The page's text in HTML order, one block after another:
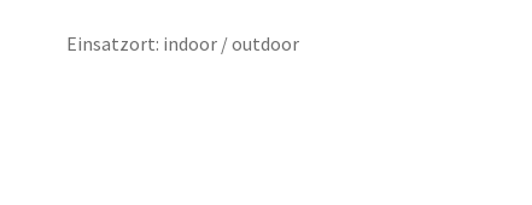
Einsatzort: indoor / outdoor